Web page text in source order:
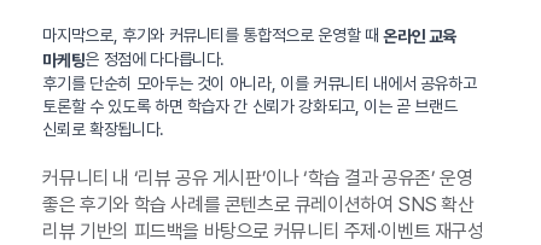
마지막으로, 후기와 커뮤니티를 통합적으로 운영할 때온라인 교육
마케팅은 정점에 다다릅니다.
후기를 단순히 모아두는 것이 아니라, 이를 커뮤니티 내에서 공유하고
토론할 수 있도록 하면 학습자 간 신뢰가 강화되고, 이는 곧 브랜드
신뢰로 확장됩니다.
커뮤니티 내 ‘리뷰 공유 게시판’이나 ‘학습 결과 공유존’ 운영
좋은 후기와 학습 사례를 콘텐츠로 큐레이션하여 SNS 확산
리뷰 기반의 피드백을 바탕으로 커뮤니티 주제·이벤트 재구성